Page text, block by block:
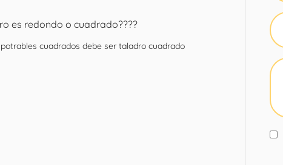
es redondo o cuadrado????
cuadrados debe ser taladro cuadrado